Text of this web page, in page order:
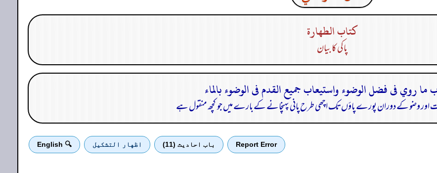
كتاب الطهارة
پاکی کا بیان
وضو کے دوران پورے پاؤں تک اچھی طرح پانی پہنچانے کے بارے میں جو کچھ منقول ہے
Report Error باب احادیث (11) اظهار التشكيل 🔍 English